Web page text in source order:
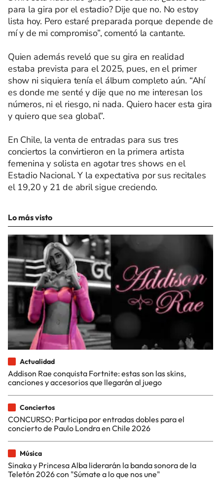
para la gira por el estadio? Dije que no. No estoy
lista hoy. Pero estaré preparada porque depende de
mí y de mi compromiso”, comentó la cantante.
Quien además reveló que su gira en realidad
estaba prevista para el 2025, pues, en el primer
show ni siquiera tenía el álbum completo aún. “Ahí
es donde me senté y dije que no me interesan los
números, ni el riesgo, ni nada. Quiero hacer esta gira
y quiero que sea global”.
En Chile, la venta de entradas para sus tres
conciertos la convirtieron en la primera artista
femenina y solista en agotar tres shows en el
Estadio Nacional. Y la expectativa por sus recitales
el 19,20 y 21 de abril sigue creciendo.
Lo más visto
Actualidad
Addison Rae conquista Fortnite: estas son las skins,
canciones y accesorios que llegarán al juego
Conciertos
CONCURSO: Participa por entradas dobles para el
concierto de Paulo Londra en Chile 2026
Música
Sinaka y Princesa Alba liderarán la banda sonora de la
Teletón 2026 con "Súmate a lo que nos une"